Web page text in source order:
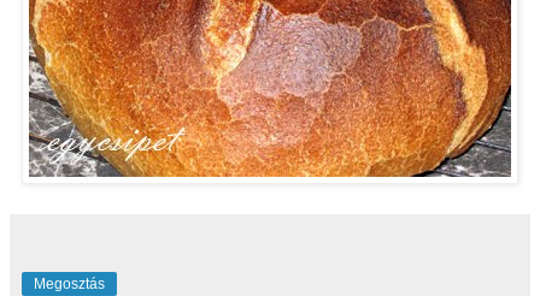
Megosztás